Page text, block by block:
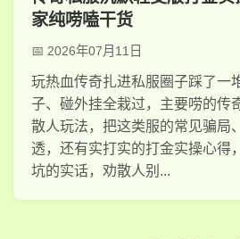
家纯唠嗑干货
2026年07月11日
玩热血传奇扎进私服圈子踩了一
子、碰外挂全栽过，主要唠的传
散人玩法，把这类服的常见骗局
透，还有实打实的打金实操心得
坑的实话，劝散人别...